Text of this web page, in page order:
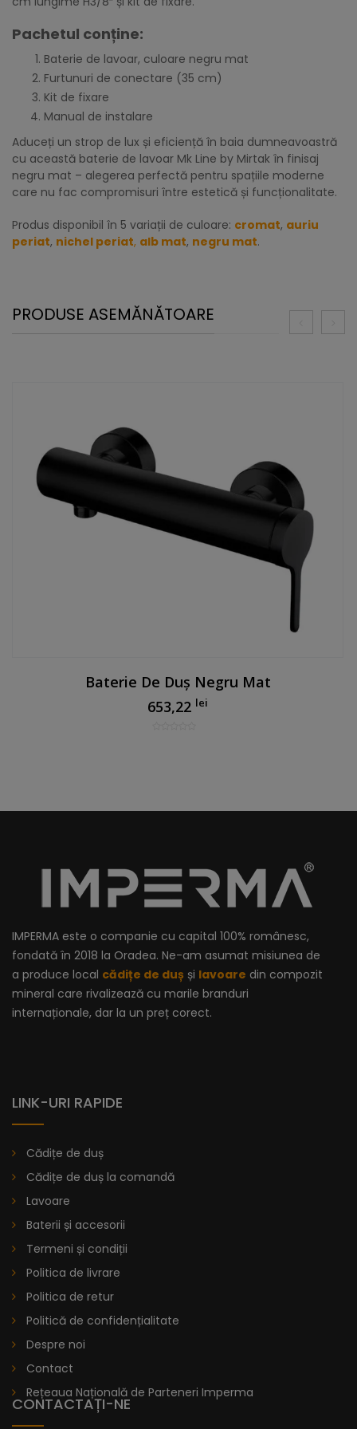
Pachetul conține:
Baterie de lavoar, culoare negru mat
Furtunuri de conectare (35 cm)
Kit de fixare
Manual de instalare
Aduceți un strop de lux și eficiență în baia dumneavoastră
cu această baterie de lavoar Mk Line by Mirtak în finisaj
negru mat – alegerea perfectă pentru spațiile moderne
care nu fac compromisuri între estetică și funcționalitate.
Produs disponibil în 5 variații de culoare: cromat, auriu
periat, nichel periat, alb mat, negru mat.
PRODUSE ASEMĂNĂTOARE
Baterie De Duș Negru Mat
653,22 lei
IMPERMA este o companie cu capital 100% românesc,
fondată în 2018 la Oradea. Ne-am asumat misiunea de
a produce local cădițe de duș și lavoare din compozit
mineral care rivalizează cu marile branduri
internaționale, dar la un preț corect.
LINK-URI RAPIDE
Cădițe de duș
Cădițe de duș la comandă
Lavoare
Baterii și accesorii
Termeni și condiții
Politica de livrare
Politica de retur
Politică de confidențialitate
Despre noi
Contact
Rețeaua Națională de Parteneri Imperma
CONTACTAȚI-NE